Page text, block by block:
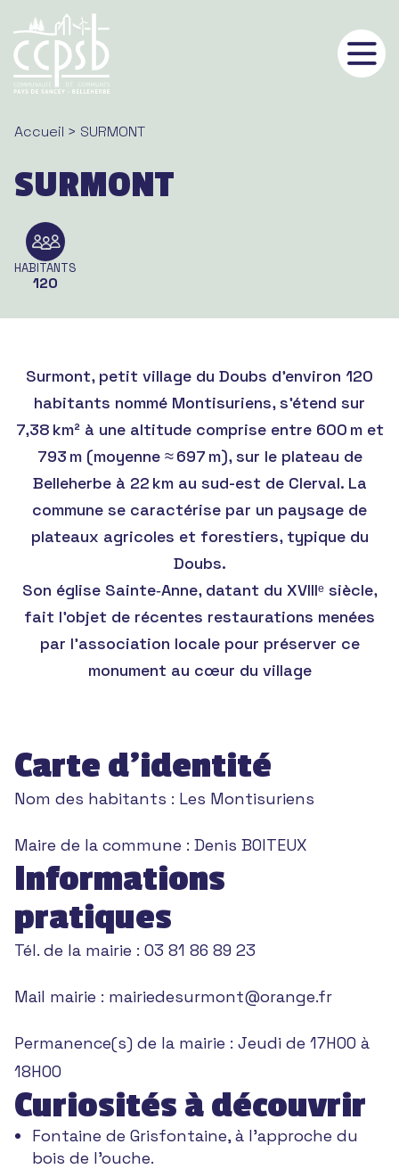
Accueil > SURMONT
SURMONT
HABITANTS
120
Surmont, petit village du Doubs d’environ 120
habitants nommé Montisuriens, s’étend sur
7,38 km² à une altitude comprise entre 600 m et
793 m (moyenne ≈ 697 m), sur le plateau de
Belleherbe à 22 km au sud-est de Clerval. La
commune se caractérise par un paysage de
plateaux agricoles et forestiers, typique du
Doubs.
Son église Sainte‑Anne, datant du XVIIIᵉ siècle,
fait l’objet de récentes restaurations menées
par l’association locale pour préserver ce
monument au cœur du village
Carte d’identité
Nom des habitants : Les Montisuriens
Maire de la commune : Denis BOITEUX
Informations
pratiques
Tél. de la mairie : 03 81 86 89 23
Mail mairie : mairiedesurmont@orange.fr
Permanence(s) de la mairie : Jeudi de 17H00 à
18H00
Curiosités à découvrir
Fontaine de Grisfontaine, à l’approche du
bois de l’ouche.
Panneau de gestion des cookies